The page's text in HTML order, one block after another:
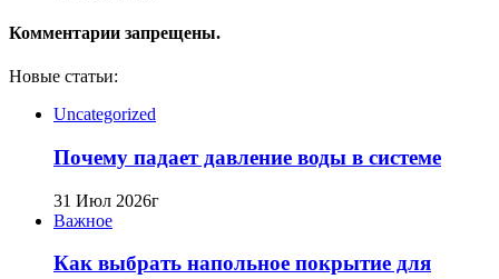
Комментарии запрещены.
Новые статьи:
Uncategorized
Почему падает давление воды в системе
31 Июл 2026г
Важное
Как выбрать напольное покрытие для